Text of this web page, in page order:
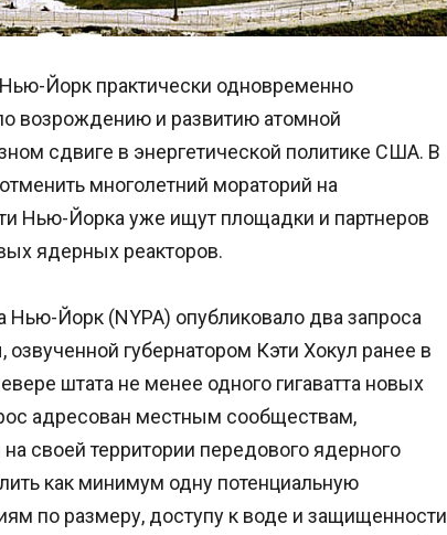
Йорк практически одновременно
возрождению и развитию атомной
сдвиге в энергетической политике США. В
многолетний мораторий на
Нью-Йорка уже ищут площадки и партнеров
ядерных реакторов.
Нью-Йорк (NYPA) опубликовало два запроса
губернатором Кэти Хокул ранее в
штата не менее одного гигаватта новых
адресован местным сообществам,
своей территории передового ядерного
как минимум одну потенциальную
по размеру, доступу к воде и защищенности